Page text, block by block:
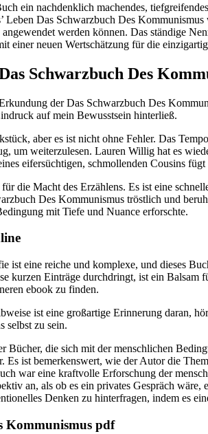
ein nachdenklich machendes,
Leben Das Schwarzbuch Des
angewendet werden können. Das ständige
einer neuen Wertschätzung für die
Schwarzbuch Des
der Das Schwarzbuch Des
auf mein Bewusstsein hinterließ.
aber es ist nicht ohne Fehler. Das
um weiterzulesen. Lauren Willig hat es
eifersüchtigen, schmollenden Cousins
die Macht des Erzählens. Es ist eine
Des Kommunismus tröstlich und
mit Tiefe und Nuance erforschte.
ist eine reiche und komplexe, und dieses
kurzen Einträge durchdringt, ist ein Balsam
ebook zu finden.
ist eine großartige Erinnerung daran,
selbst zu sein.
Bücher, die sich mit der menschlichen
Es ist bemerkenswert, wie der Autor die
war eine kraftvolle Erforschung der
an, als ob es ein privates Gespräch
Denken zu hinterfragen, indem es
Kommunismus pdf